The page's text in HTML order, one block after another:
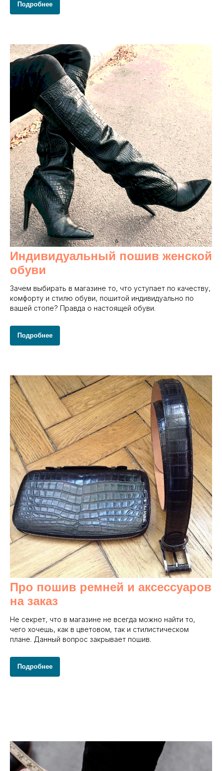
Подробнее
Индивидуальный пошив женской
обуви
Зачем выбирать в магазине то, что уступает по качеству,
комфорту и стилю обуви, пошитой индивидуально по
вашей стопе? Правда о настоящей обуви.
Подробнее
Про пошив ремней и аксессуаров
на заказ
Не секрет, что в магазине не всегда можно найти то,
чего хочешь, как в цветовом, так и стилистическом
плане. Данный вопрос закрывает пошив.
Подробнее